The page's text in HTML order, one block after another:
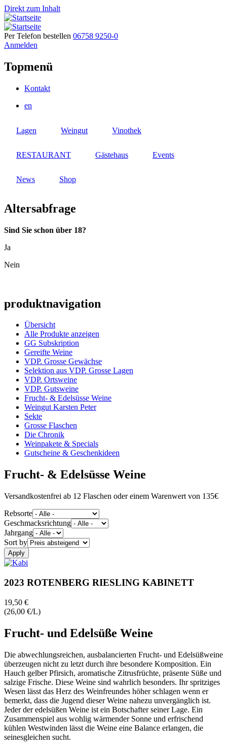
Direkt zum Inhalt
Per Telefon bestellen 06758 9250-0
Anmelden
Topmenü
Kontakt
en
Lagen Weingut Vinothek
RESTAURANT Gästehaus Events
News Shop
Altersabfrage
Sind Sie schon über 18?
Ja
Nein
produktnavigation
Übersicht
Alle Produkte anzeigen
GG Subskription
Gereifte Weine
VDP. Grosse Gewächse
Selektion aus VDP. Grosse Lagen
VDP. Ortsweine
VDP. Gutsweine
Frucht- & Edelsüsse Weine
Weingut Karsten Peter
Sekte
Grosse Flaschen
Die Chronik
Weinpakete & Specials
Gutscheine & Geschenkideen
Frucht- & Edelsüsse Weine
Versandkostenfrei ab 12 Flaschen oder einem Warenwert von 135€
Rebsorte
Geschmacksrichtung
Jahrgang
Sort by
2023 ROTENBERG RIESLING KABINETT
19,50 €
(26,00 €/L)
Frucht- und Edelsüße Weine
Die abwechlungsreichen, ausbalancierten Frucht- und Edelsüßweine
überzeugen nicht zu letzt durch ihre besondere Komposition. Ein
Hauch gelber Pfirsich, aromatische Zitrusfrüchte, präsente Süße und
salzige Frische. Diese Weine sind wahrlich besonders. Ihr spritziges
Wesen lässt das Herz des Weinfreundes höher schlagen wenn er
bemerkt, dass die Jugend dieser Weine nahezu unvergänglich ist.
Jeder der edelsüßen Weine ist ein Botschafter seiner Lage. Ein
Zusammenspiel aus wohlig wärmender Sonne und erfrischend
kühlen Westwinden lässt die Weine eine Balance erlangen, die
seinesgleichen sucht.